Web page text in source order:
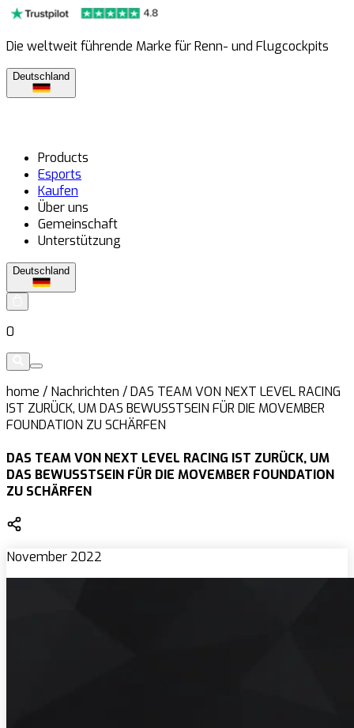
Die weltweit führende Marke für Renn- und Flugcockpits
Deutschland
Products
Esports
Kaufen
Über uns
Gemeinschaft
Unterstützung
Deutschland
0
home / Nachrichten /DAS TEAM VON NEXT LEVEL RACING
IST ZURÜCK, UM DAS BEWUSSTSEIN FÜR DIE MOVEMBER
FOUNDATION ZU SCHÄRFEN
DAS TEAM VON NEXT LEVEL RACING IST ZURÜCK, UM
DAS BEWUSSTSEIN FÜR DIE MOVEMBER FOUNDATION
ZU SCHÄRFEN
November 2022